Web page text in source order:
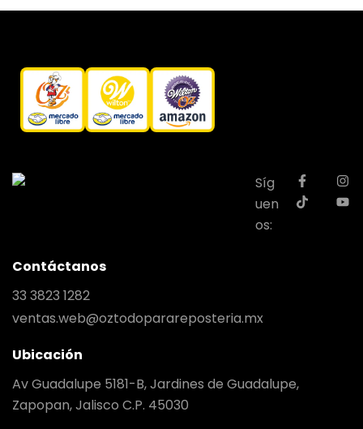
Síg
uen
os:
Contáctanos
33 3823 1282
ventas.web@oztodoparareposteria.mx
Ubicación
Av Guadalupe 5181-B, Jardines de Guadalupe,
Zapopan, Jalisco C.P. 45030